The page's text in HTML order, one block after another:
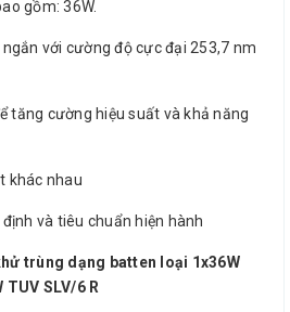
gồm: 36W.
với cường độ cực đại 253,7 nm
tăng cường hiệu suất và khả năng
khác nhau
và tiêu chuẩn hiện hành
trùng dạng batten loại 1x36W
SLV/6 R